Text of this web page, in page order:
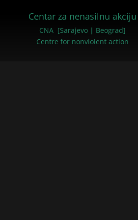
Centar za nenasilnu akciju
CNA [Sarajevo | Beograd]
Centre for nonviolent action